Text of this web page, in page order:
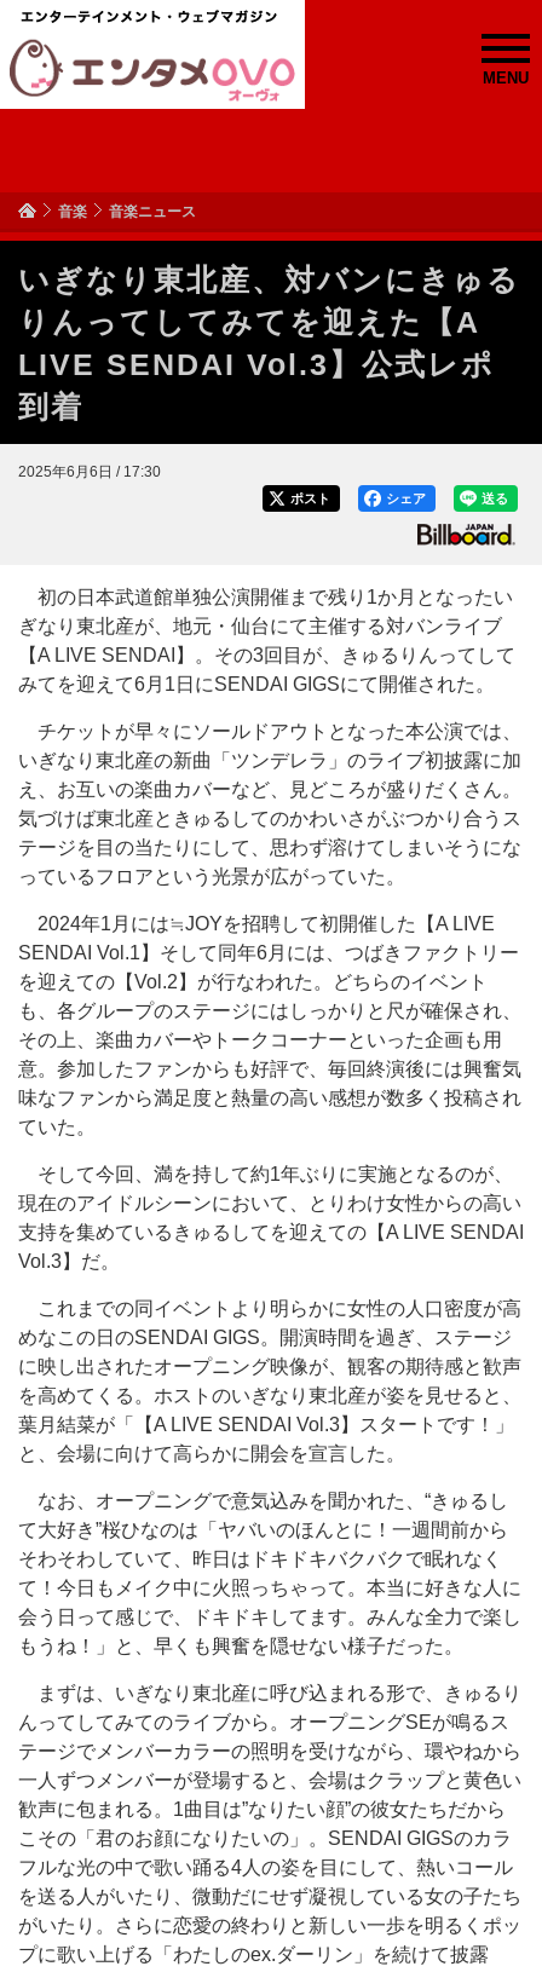
MENU
音楽 音楽ニュース
いぎなり東北産、対バンにきゅる
りんってしてみてを迎えた【A
LIVE SENDAI Vol.3】公式レポ
到着
2025年6月6日 / 17:30
送る
シェア
ポスト
初の日本武道館単独公演開催まで残り1か月となったい
ぎなり東北産が、地元・仙台にて主催する対バンライブ
【A LIVE SENDAI】。その3回目が、きゅるりんってして
みてを迎えて6月1日にSENDAI GIGSにて開催された。
チケットが早々にソールドアウトとなった本公演では、
いぎなり東北産の新曲「ツンデレラ」のライブ初披露に加
え、お互いの楽曲カバーなど、見どころが盛りだくさん。
気づけば東北産ときゅるしてのかわいさがぶつかり合うス
テージを目の当たりにして、思わず溶けてしまいそうにな
っているフロアという光景が広がっていた。
2024年1月には≒JOYを招聘して初開催した【A LIVE
SENDAI Vol.1】そして同年6月には、つばきファクトリー
を迎えての【Vol.2】が行なわれた。どちらのイベント
も、各グループのステージにはしっかりと尺が確保され、
その上、楽曲カバーやトークコーナーといった企画も用
意。参加したファンからも好評で、毎回終演後には興奮気
味なファンから満足度と熱量の高い感想が数多く投稿され
ていた。
そして今回、満を持して約1年ぶりに実施となるのが、
現在のアイドルシーンにおいて、とりわけ女性からの高い
支持を集めているきゅるしてを迎えての【A LIVE SENDAI
Vol.3】だ。
これまでの同イベントより明らかに女性の人口密度が高
めなこの日のSENDAI GIGS。開演時間を過ぎ、ステージ
に映し出されたオープニング映像が、観客の期待感と歓声
を高めてくる。ホストのいぎなり東北産が姿を見せると、
葉月結菜が「【A LIVE SENDAI Vol.3】スタートです！」
と、会場に向けて高らかに開会を宣言した。
なお、オープニングで意気込みを聞かれた、“きゅるし
て大好き”桜ひなのは「ヤバいのほんとに！一週間前から
そわそわしていて、昨日はドキドキバクバクで眠れなく
て！今日もメイク中に火照っちゃって。本当に好きな人に
会う日って感じで、ドキドキしてます。みんな全力で楽し
もうね！」と、早くも興奮を隠せない様子だった。
まずは、いぎなり東北産に呼び込まれる形で、きゅるり
んってしてみてのライブから。オープニングSEが鳴るス
テージでメンバーカラーの照明を受けながら、環やねから
一人ずつメンバーが登場すると、会場はクラップと黄色い
歓声に包まれる。1曲目は”なりたい顔”の彼女たちだから
こその「君のお顔になりたいの」。SENDAI GIGSのカラ
フルな光の中で歌い踊る4人の姿を目にして、熱いコール
を送る人がいたり、微動だにせず凝視している女の子たち
がいたり。さらに恋愛の終わりと新しい一歩を明るくポッ
プに歌い上げる「わたしのex.ダーリン」を続けて披露